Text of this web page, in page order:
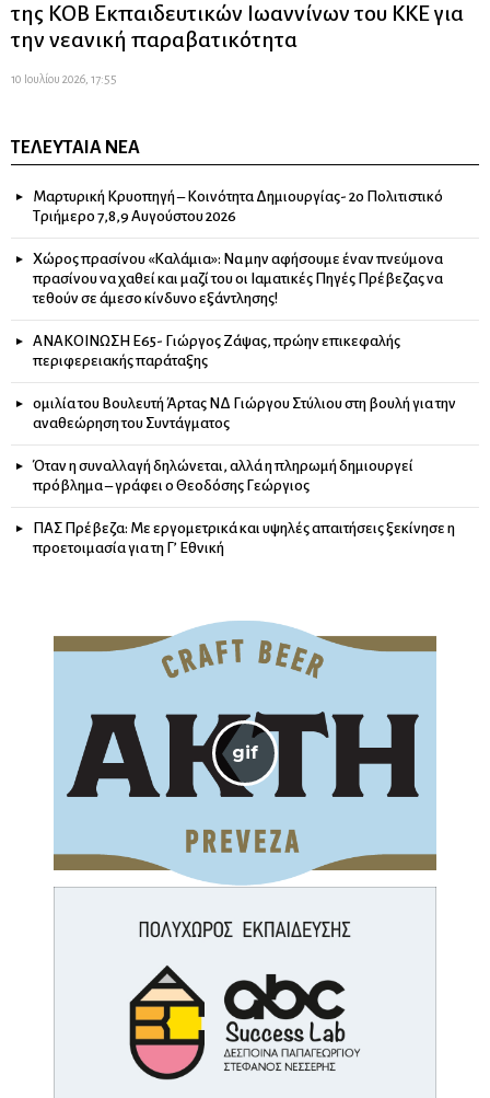
της ΚΟΒ Εκπαιδευτικών Ιωαννίνων του ΚΚΕ για
την νεανική παραβατικότητα
10 Ιουλίου 2026, 17:55
ΤΕΛΕΥΤΑΊΑ ΝΈΑ
Μαρτυρική Κρυοπηγή – Κοινότητα Δημιουργίας- 2ο Πολιτιστικό
Τριήμερο 7,8,9 Αυγούστου 2026
Χώρος πρασίνου «Καλάμια»: Να μην αφήσουμε έναν πνεύμονα
πρασίνου να χαθεί και μαζί του οι Ιαματικές Πηγές Πρέβεζας να
τεθούν σε άμεσο κίνδυνο εξάντλησης!
ΑΝΑΚΟΙΝΩΣΗ Ε65- Γιώργος Ζάψας, πρώην επικεφαλής
περιφερειακής παράταξης
ομιλία του Βουλευτή Άρτας ΝΔ Γιώργου Στύλιου στη βουλή για την
αναθεώρηση του Συντάγματος
Όταν η συναλλαγή δηλώνεται, αλλά η πληρωμή δημιουργεί
πρόβλημα – γράφει ο Θεοδόσης Γεώργιος
ΠΑΣ Πρέβεζα: Με εργομετρικά και υψηλές απαιτήσεις ξεκίνησε η
προετοιμασία για τη Γ’ Εθνική